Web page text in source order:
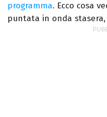
programma. Ecco cosa
puntata in onda